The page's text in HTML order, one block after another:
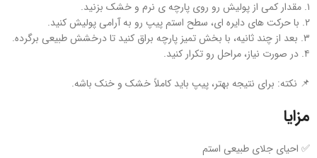
۱. مقدار کمی از پولیش رو روی پارچه‌ ی نرم و خشک بزنید.
۲. با حرکت‌ های دایره‌ ای، سطح استم پیپ رو به‌ آرامی پولیش کنید.
۳. بعد از چند ثانیه، با بخش تمیز پارچه براق کنید تا درخشش طبیعی برگرده.
۴. در صورت نیاز، مراحل رو تکرار کنید.
📌 نکته: برای نتیجه بهتر، پیپ باید کاملاً خشک و خنک باشه.
مزایا
✅ احیای جلای طبیعی استم